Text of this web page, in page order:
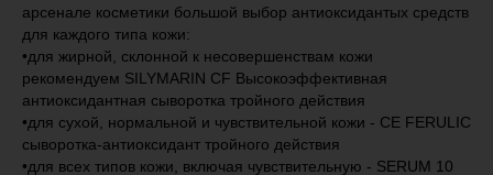
арсенале косметики большой выбор антиоксидантых средств
для каждого типа кожи:
•для жирной, склонной к несовершенствам кожи
рекомендуем SILYMARIN CF Высокоэффективная
антиоксидантная сыворотка тройного действия
•для сухой, нормальной и чувствительной кожи - CE FERULIC
сыворотка-антиоксидант тройного действия
•для всех типов кожи, включая чувствительную - SERUM 10